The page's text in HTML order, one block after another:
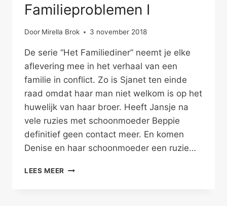
Familieproblemen I
Door Mirella Brok 3 november 2018
De serie “Het Familiediner” neemt je elke
aflevering mee in het verhaal van een
familie in conflict. Zo is Sjanet ten einde
raad omdat haar man niet welkom is op het
huwelijk van haar broer. Heeft Jansje na
vele ruzies met schoonmoeder Beppie
definitief geen contact meer. En komen
Denise en haar schoonmoeder een ruzie…
LEES MEER KIES